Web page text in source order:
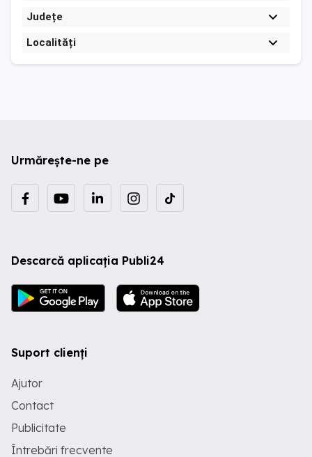
Județe
Localități
Urmărește-ne pe
Descarcă aplicația Publi24
Suport clienți
Ajutor
Contact
Publicitate
Întrebări frecvente